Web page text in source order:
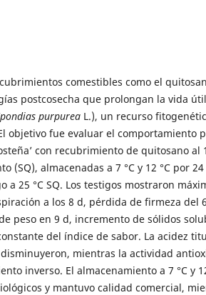
comestibles como el
postcosecha que prolongan la vida
purpurea L.), un recurso
objetivo fue evaluar el comportamiento
con recubrimiento de quitosano al
(SQ), almacenadas a 7 °C y 12 °C por
a 25 °C SQ. Los testigos mostraron
a los 8 d, pérdida de firmeza del
peso en 9 d, incremento de sólidos
del índice de sabor. La acidez
mientras la actividad
inverso. El almacenamiento a 7 °C y
y mantuvo calidad comercial,